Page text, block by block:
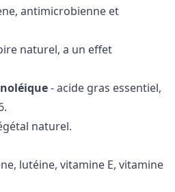
antimicrobienne et
naturel, a un effet
- acide gras essentiel,
naturel.
lutéine, vitamine E, vitamine